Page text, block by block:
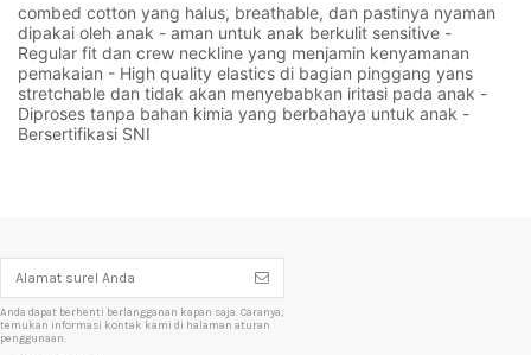
combed cotton yang halus, breathable, dan pastinya nyaman
dipakai oleh anak - aman untuk anak berkulit sensitive -
Regular fit dan crew neckline yang menjamin kenyamanan
pemakaian - High quality elastics di bagian pinggang yans
stretchable dan tidak akan menyebabkan iritasi pada anak -
Diproses tanpa bahan kimia yang berbahaya untuk anak -
Bersertifikasi SNI
Anda dapat berhenti berlangganan kapan saja. Caranya,
temukan informasi kontak kami di halaman aturan
penggunaan.